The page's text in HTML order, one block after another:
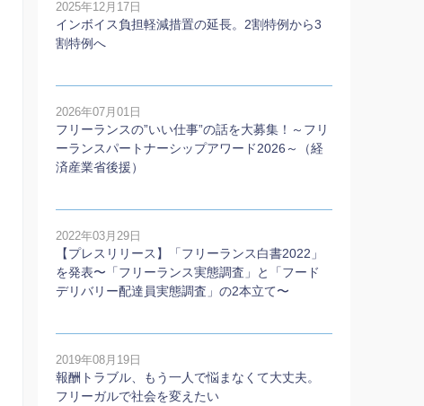
2025年12月17日
インボイス負担軽減措置の延長。2割特例から3
割特例へ
2026年07月01日
フリーランスの”いい仕事”の話を大募集！～フリ
ーランスパートナーシップアワード2026～（経
済産業省後援）
2022年03月29日
【プレスリリース】「フリーランス白書2022」
を発表〜「フリーランス実態調査」と「フード
デリバリー配達員実態調査」の2本⽴て〜
2019年08月19日
報酬トラブル、もう一人で悩まなくて大丈夫。
フリーガルで社会を変えたい